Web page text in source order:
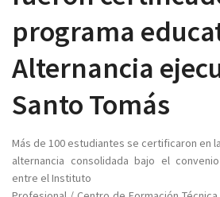
programa
Alternancia
Santo Tomás
Más de 100 estudiantes se certificaron en
alternancia consolidada bajo el
entre el Instituto